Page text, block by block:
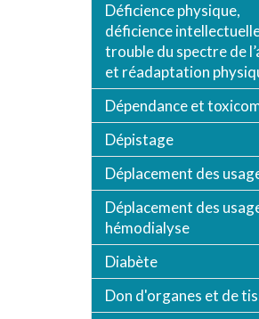
Déficience physique,
déficience
trouble du spectre de
et réadaptation
Dépendance et
Dépistage
Déplacement des
Déplacement des
hémodialyse
Diabète
Don d'organes et de